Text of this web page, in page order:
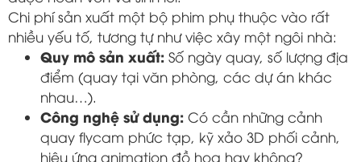
Chi phí sản xuất một bộ phim phụ thuộc vào rất
nhiều yếu tố, tương tự như việc xây một ngôi nhà:
Quy mô sản xuất: Số ngày quay, số lượng địa
điểm (quay tại văn phòng, các dự án khác
nhau…).
Công nghệ sử dụng: Có cần những cảnh
quay flycam phức tạp, kỹ xảo 3D phối cảnh,
hiệu ứng animation đồ họa hay không?